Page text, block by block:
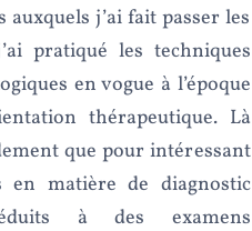
j’ai fait passer les
pratiqué les techniques
en vogue à l’époque
thérapeutique. Là
que pour intéressant
en matière de diagnostic
à des examens